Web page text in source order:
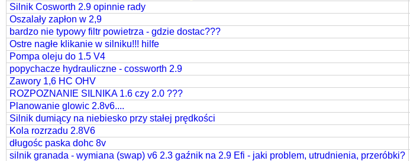
Silnik Cosworth 2.9 opinnie rady
Oszalały zapłon w 2,9
bardzo nie typowy filtr powietrza - gdzie dostac???
Ostre nagłe klikanie w silniku!!! hilfe
Pompa oleju do 1.5 V4
popychacze hydrauliczne - cossworth 2.9
Zawory 1,6 HC OHV
ROZPOZNANIE SILNIKA 1.6 czy 2.0 ???
Planowanie glowic 2.8v6....
Silnik dumiący na niebiesko przy stałej prędkości
Kola rozrzadu 2.8V6
długośc paska dohc 8v
silnik granada - wymiana (swap) v6 2.3 gaźnik na 2.9 Efi - jaki problem, utrudnienia, przeróbki?